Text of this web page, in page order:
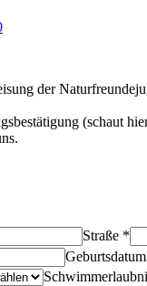
der
(schaut
Straße *